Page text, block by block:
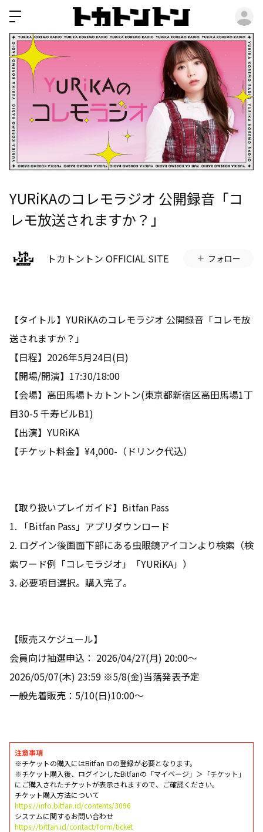
YURiKAのコレモラジオ 公開録音「コ
レモ放送されますか？」
トカトントン OFFICIAL SITE フォロー
【タイトル】 YURiKAのコレモラジオ 公開録音「コレモ放
送されますか？」
【日程】2026年5月24日(日)
【開場/開演】17:30/18:00
【会場】高田馬場トカトントン(東京都新宿区高田馬場1丁
目30-5 千寿ビルB1)
【出演】YURiKA
【チケット料金】¥4,000-（ドリンク代込）
【取り扱いプレイガイド】Bitfan Pass
1. 「Bitfan Pass」アプリダウンロード
2. ログイン後画面下部にある虫眼鏡アイコンより検索（検
索ワード例「コレモラジオ」「YURiKA」）
3. 必要項目選択。購入完了。
【販売スケジュール】
会員向け抽選申込： 2026/04/27(月) 20:00～
2026/05/07(木) 23:59 ※5/8(金)当落発表予定
一般先着販売：5/10(日)10:00～
注意事項
※チケットの購入にはBitfan IDの登録が必要となります。
※チケット購入後、ログインしたBitfanの「マイページ」＞「チケット」
にご購入されたチケットが表示されますので、ご確認ください。
チケット購入方法について
https://info.bitfan.id/contents/3096
システムに関するお問い合わせ
https://bitfan.id/contact/form/ticket